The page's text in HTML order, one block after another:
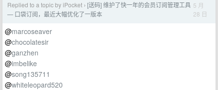
Replied to a topic by iPocket › [送码] 维护了快一年的会员订阅管理工具
— 口袋订阅，最近大幅优化了一版本
5 月
28 日
@marcoseaver
@chocolatesir
@ganzhen
@imbelike
@song135711
@whiteleopard520